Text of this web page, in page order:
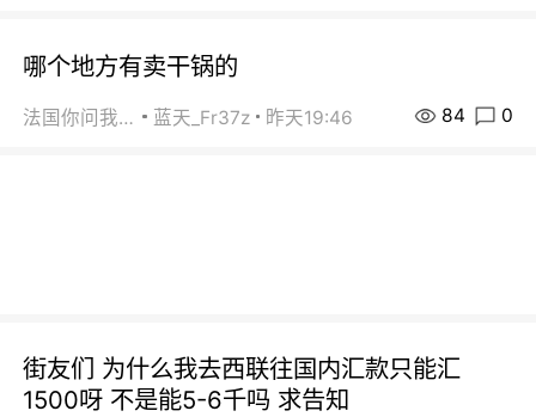
哪个地方有卖干锅的
法国你问我答 蓝天_Fr37z 昨天19:46 84 0
街友们 为什么我去西联往国内汇款只能汇
1500呀 不是能5-6千吗 求告知